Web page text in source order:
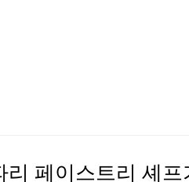
페이스트리 셰프